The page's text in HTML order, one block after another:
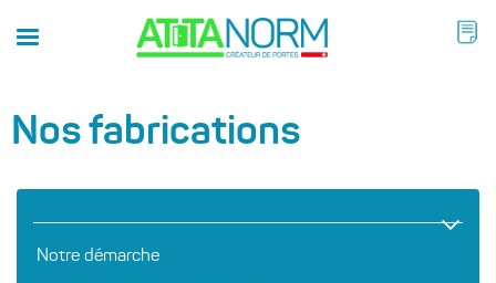
Nos fabrications
Notre démarche